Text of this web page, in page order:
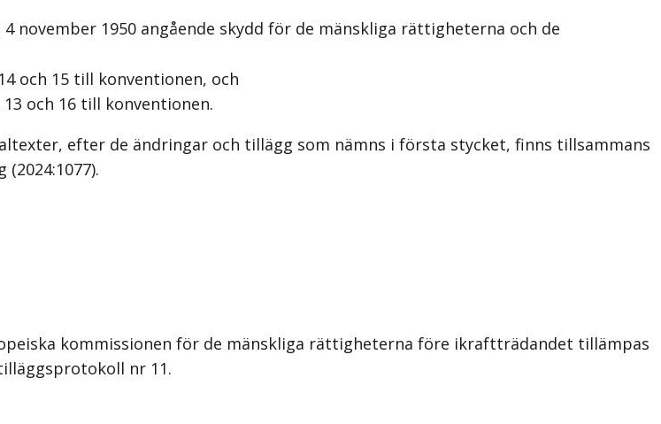
november 1950 angående skydd för de mänskliga rättigheterna och de
och 15 till konventionen, och
och 16 till konventionen.
efter de ändringar och tillägg som nämns i första stycket, finns tillsammans
(2024:1077).
kommissionen för de mänskliga rättigheterna före ikraftträdandet tillämpas
nr 11.